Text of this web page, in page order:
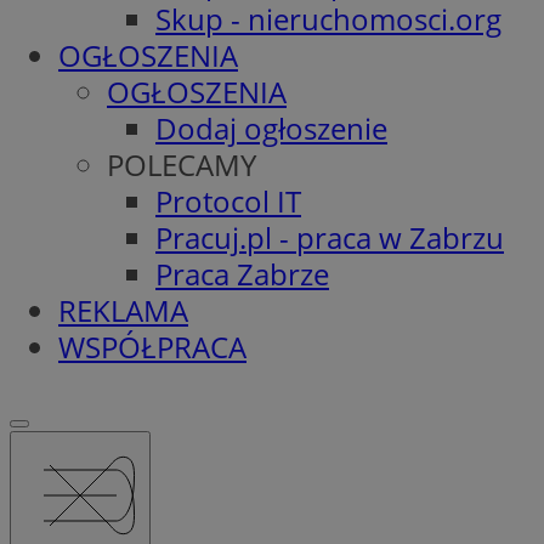
Skup - nieruchomosci.org
OGŁOSZENIA
OGŁOSZENIA
Dodaj ogłoszenie
POLECAMY
Protocol IT
Pracuj.pl - praca w Zabrzu
Praca Zabrze
REKLAMA
WSPÓŁPRACA